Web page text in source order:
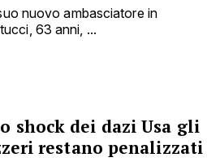
nuovo ambasciatore in
63 anni, ...
shock dei dazi Usa gli
restano penalizzati